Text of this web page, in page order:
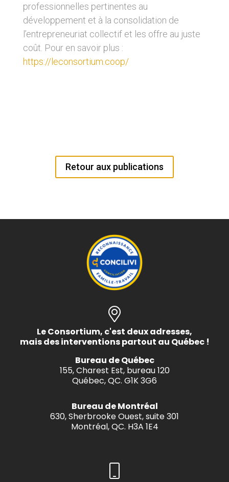
professionnelles pertinentes au
développement et à la consolidation de
l’entrepreneuriat collectif et les offre au juste
coût. Pour en savoir plus :
https://leconsortium.coop/
Retour aux publications
Le Consortium, c'est deux adresses,
mais des interventions partout au Québec !
Bureau de Québec
155, Charest Est, bureau 120
Québec, QC. G1K 3G6
Bureau de Montréal
630, Sherbrooke Ouest, suite 301
Montréal, QC. H3A 1E4